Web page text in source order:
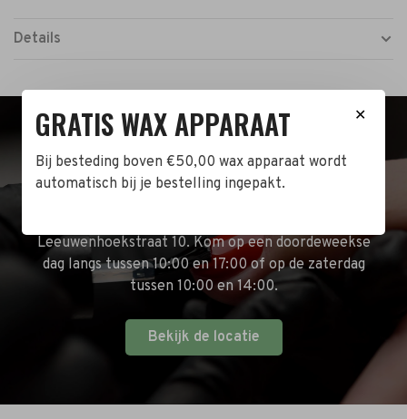
Details
BEZOEK DE WINKEL!
Leeuwenhoekstraat 10. Kom op een doordeweekse
dag langs tussen 10:00 en 17:00 of op de zaterdag
tussen 10:00 en 14:00.
Bekijk de locatie
✕
GRATIS WAX APPARAAT
Bij besteding boven €50,00 wax apparaat wordt
automatisch bij je bestelling ingepakt.